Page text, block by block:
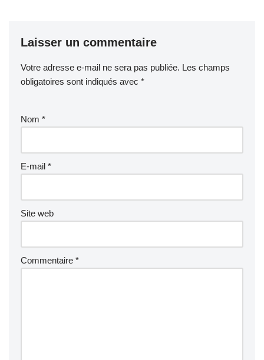
Laisser un commentaire
Votre adresse e-mail ne sera pas publiée. Les champs
obligatoires sont indiqués avec *
Nom *
E-mail *
Site web
Commentaire *